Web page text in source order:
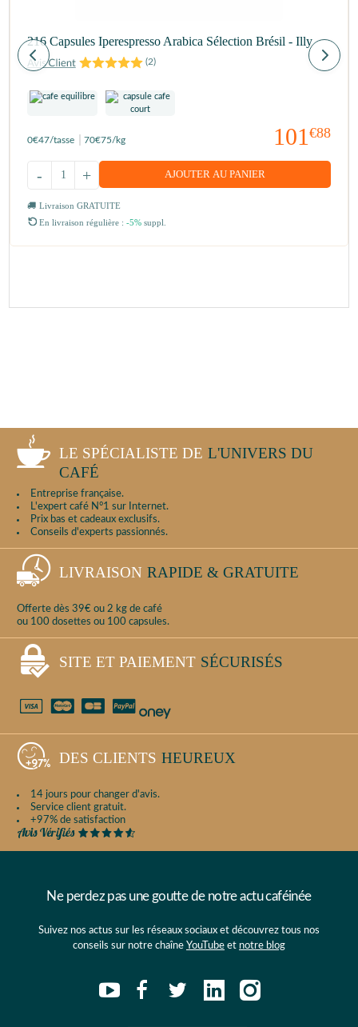
216 Capsules Iperespresso Arabica Sélection Brésil - Illy
(2)
101 €88
0€47/tasse 70€75/kg
+
- AJOUTER AU PANIER
Livraison GRATUITE
En livraison régulière : -5% suppl.
LE SPÉCIALISTE DE L'UNIVERS DU
CAFÉ
Entreprise française.
L'expert café N°1 sur Internet.
Prix bas et cadeaux exclusifs.
Conseils d'experts passionnés.
LIVRAISON RAPIDE & GRATUITE
Offerte dès 39€ ou 2 kg de café
ou 100 dosettes ou 100 capsules.
SITE ET PAIEMENT SÉCURISÉS
DES CLIENTS HEUREUX
14 jours pour changer d'avis.
Service client gratuit.
+97% de satisfaction
Ne perdez pas une goutte de notre actu caféinée
Suivez nos actus sur les réseaux sociaux et découvrez tous nos
conseils sur notre chaîne YouTube et notre blog